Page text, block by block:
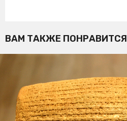
ВАМ ТАКЖЕ ПОНРАВИТСЯ